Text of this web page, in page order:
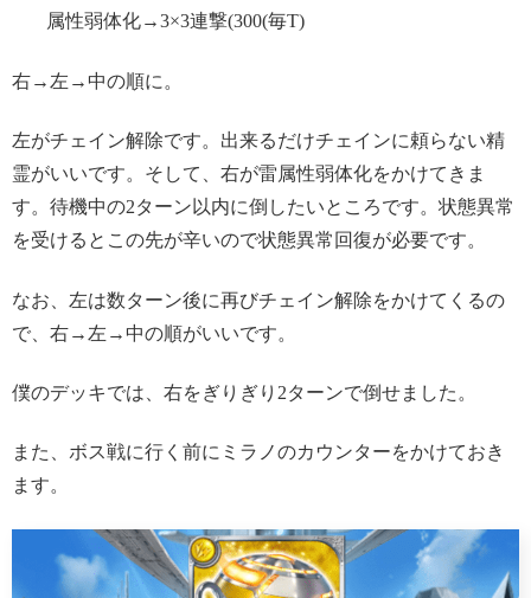
属性弱体化→3×3連撃(300(毎T)
右→左→中の順に。
左がチェイン解除です。出来るだけチェインに頼らない精
霊がいいです。そして、右が雷属性弱体化をかけてきま
す。待機中の2ターン以内に倒したいところです。状態異常
を受けるとこの先が辛いので状態異常回復が必要です。
なお、左は数ターン後に再びチェイン解除をかけてくるの
で、右→左→中の順がいいです。
僕のデッキでは、右をぎりぎり2ターンで倒せました。
また、ボス戦に行く前にミラノのカウンターをかけておき
ます。